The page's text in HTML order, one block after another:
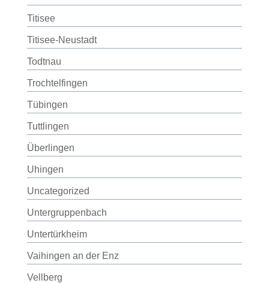
Titisee
Titisee-Neustadt
Todtnau
Trochtelfingen
Tübingen
Tuttlingen
Überlingen
Uhingen
Uncategorized
Untergruppenbach
Untertürkheim
Vaihingen an der Enz
Vellberg